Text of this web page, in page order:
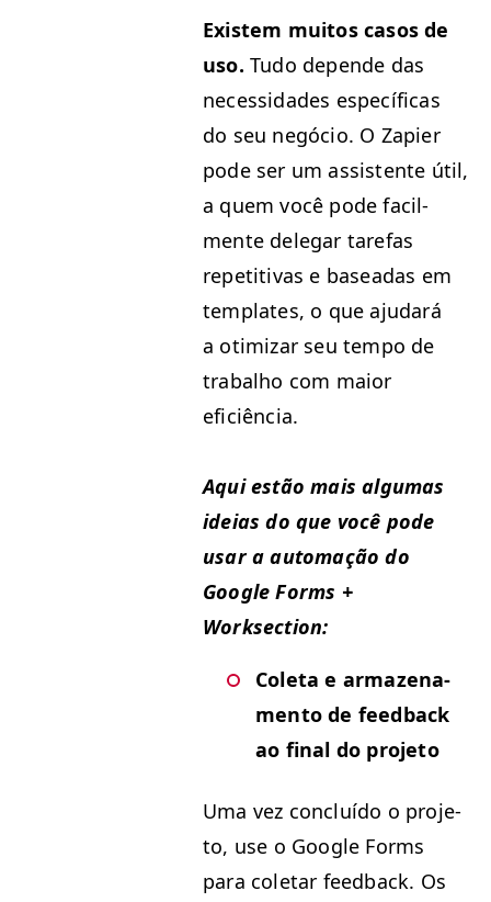
Exis­tem muitos casos de
uso. Tudo depende das
neces­si­dades especí­fi­cas
do seu negó­cio. O Zapi­er
pode ser um assis­tente útil,
a quem você pode facil­
mente del­e­gar tare­fas
repet­i­ti­vas e baseadas em
tem­plates, o que aju­dará
a otimizar seu tem­po de
tra­bal­ho com maior
eficiência.
Aqui estão mais algu­mas
ideias do que você pode
usar a automação do
Google Forms +
Worksection:
Cole­ta e armazena­
men­to de feed­back
ao final do projeto
Uma vez con­cluí­do o pro­je­
to, use o Google Forms
para cole­tar feed­back. Os